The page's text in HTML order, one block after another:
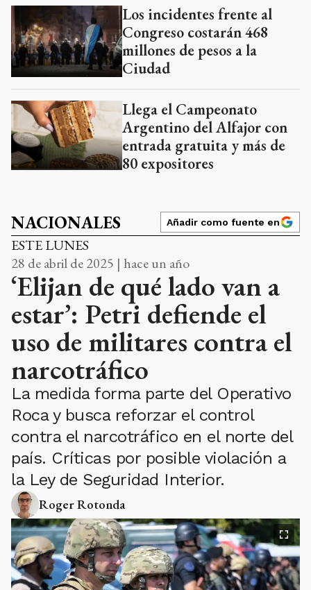
Los incidentes frente al
Congreso costarán 468
millones de pesos a la
Ciudad
Llega el Campeonato
Argentino del Alfajor con
entrada gratuita y más de
80 expositores
NACIONALES Añadir como fuente en
ESTE LUNES
28 de abril de 2025 | hace un año
‘Elijan de qué lado van a
estar’: Petri defiende el
uso de militares contra el
narcotráfico
La medida forma parte del Operativo
Roca y busca reforzar el control
contra el narcotráfico en el norte del
país. Críticas por posible violación a
la Ley de Seguridad Interior.
Roger Rotonda